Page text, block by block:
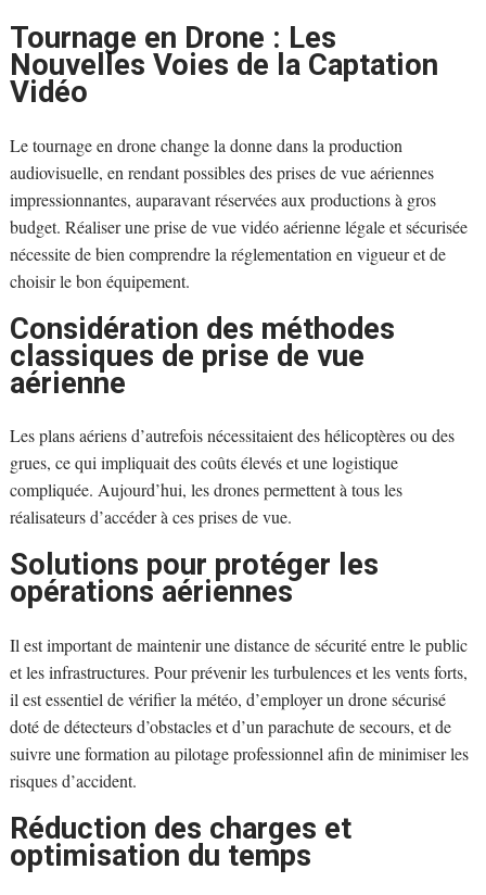
Tournage en Drone : Les
Nouvelles Voies de la Captation
Vidéo
Le tournage en drone change la donne dans la production
audiovisuelle, en rendant possibles des prises de vue aériennes
impressionnantes, auparavant réservées aux productions à gros
budget. Réaliser une prise de vue vidéo aérienne légale et sécurisée
nécessite de bien comprendre la réglementation en vigueur et de
choisir le bon équipement.
Considération des méthodes
classiques de prise de vue
aérienne
Les plans aériens d’autrefois nécessitaient des hélicoptères ou des
grues, ce qui impliquait des coûts élevés et une logistique
compliquée. Aujourd’hui, les drones permettent à tous les
réalisateurs d’accéder à ces prises de vue.
Solutions pour protéger les
opérations aériennes
Il est important de maintenir une distance de sécurité entre le public
et les infrastructures. Pour prévenir les turbulences et les vents forts,
il est essentiel de vérifier la météo, d’employer un drone sécurisé
doté de détecteurs d’obstacles et d’un parachute de secours, et de
suivre une formation au pilotage professionnel afin de minimiser les
risques d’accident.
Réduction des charges et
optimisation du temps